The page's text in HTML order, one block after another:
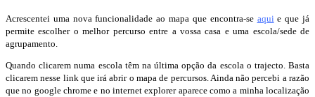
Acrescentei uma nova funcionalidade ao mapa que encontra-se aqui e que já
permite escolher o melhor percurso entre a vossa casa e uma escola/sede de
agrupamento.
Quando clicarem numa escola têm na última opção da escola o trajecto. Basta
clicarem nesse link que irá abrir o mapa de percursos. Ainda não percebi a razão
que no google chrome e no internet explorer aparece como a minha localização